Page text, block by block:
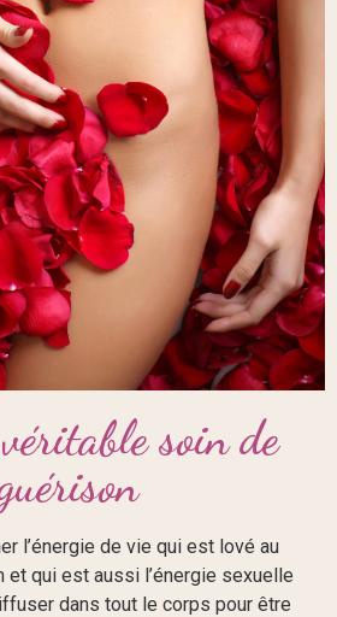
soin de
l’énergie de vie qui est lové au
et qui est aussi l’énergie sexuelle
dans tout le corps pour être